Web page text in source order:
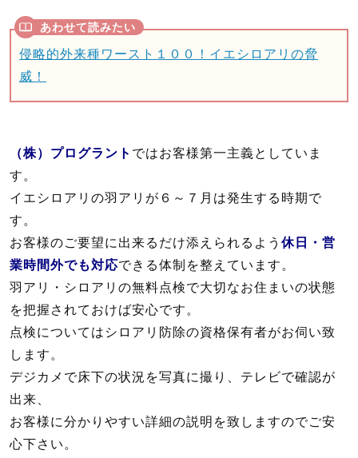
侵略的外来種ワースト１００！イエシロアリの脅
威！
（株）プログラント ではお客様第一主義としていま
す。
イエシロアリの羽アリが６～７月は発生する時期で
す。
お客様のご要望に出来るだけ添えられるよう 休日・営
業時間外でも対応できる体制を整えています。
羽アリ・シロアリの無料点検で大切なお住まいの状態
を把握されておけば安心です。
点検についてはシロアリ防除の資格保有者がお伺い致
します。
デジカメで床下の状況を写真に撮り、テレビで確認が
出来、
お客様に分かりやすい詳細の説明を致しますのでご安
心下さい。